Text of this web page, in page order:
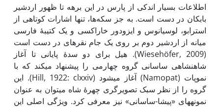
اطلاعات بسیار اندکی از پارس در این برهه تا ظهور اردشیر
بابکان در دست است. به جز سکه‌ها، تنها اشارات کوتاهی از
استرابو، لوسیانوس و ایزودور خاراکسی و یک کتیبۀ فارسی
میانه از اردشیر دوم بر روی یک جام نقره­ای در دست است
(Wiesehöfer, 2009). هیل برای دو سدۀ پایانی تا آغاز
شاهنشاهی ساسانی گروه چهارمی را پیشنهاد می­کند که با
نموپات (Namopat) آغاز می­شود (Hill, 1922: clxxiv). این
گروه را از نظر سبک تصویرگری چهرۀ شاه می­توان به عنوان
نمونه­های «پیشا-ساسانی» نیز معرفی کرد. ویژگی اصلی این